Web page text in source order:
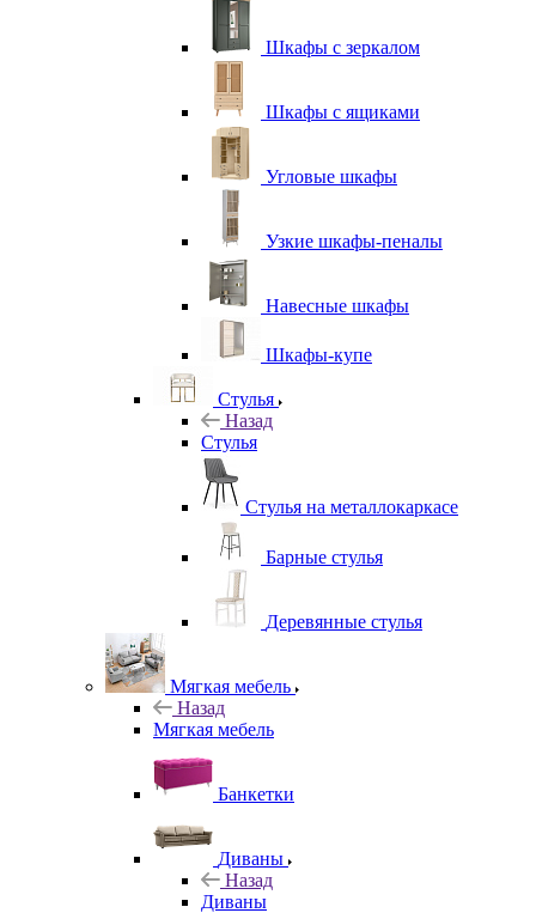
Шкафы с зеркалом
Шкафы с ящиками
Угловые шкафы
Узкие шкафы-пеналы
Навесные шкафы
Шкафы-купе
Стулья
Назад
Стулья
Стулья на металлокаркасе
Барные стулья
Деревянные стулья
Мягкая мебель
Назад
Мягкая мебель
Банкетки
Диваны
Назад
Диваны